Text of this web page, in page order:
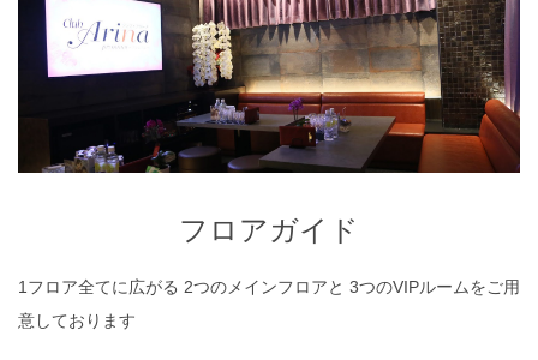
フロアガイド
1フロア全てに広がる 2つのメインフロアと 3つのVIPルームをご用
意しております